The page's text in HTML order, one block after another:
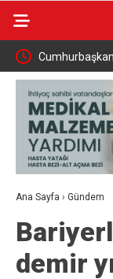
ortak
Selman
Ana Sayfa › Gündem
demir